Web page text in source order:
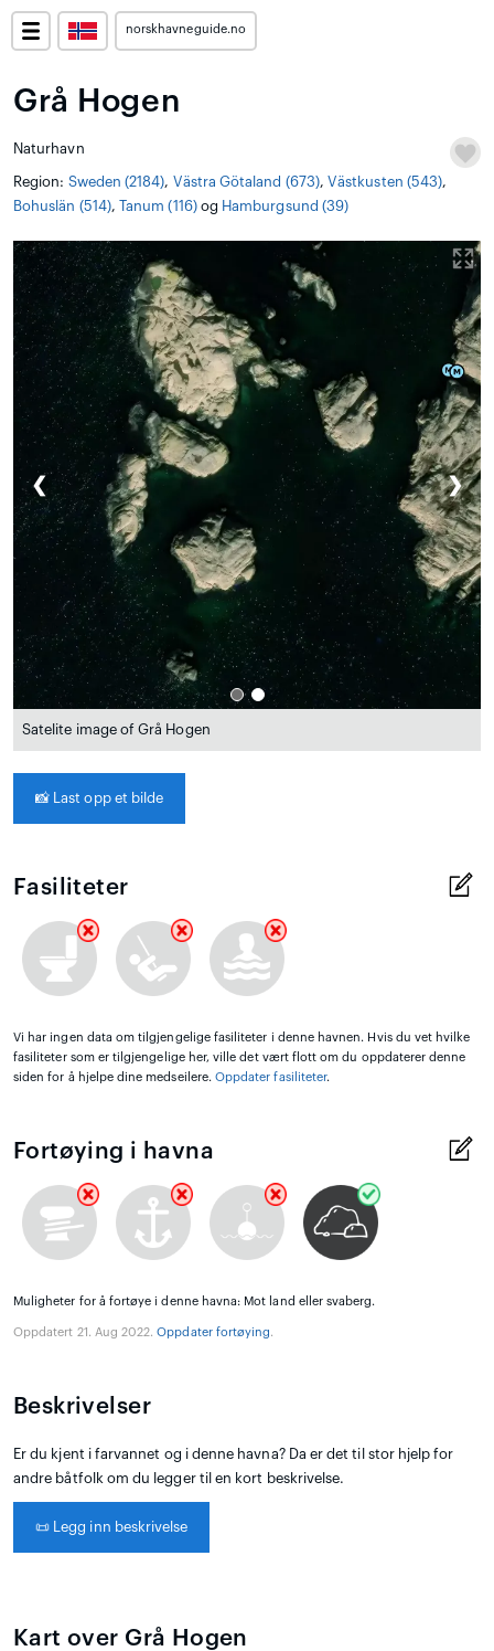
norskhavneguide.no
Grå Hogen
Naturhavn
Region: Sweden (2184), Västra Götaland (673),Västkusten (543),
Bohuslän (514),Tanum (116)og Hamburgsund (39)
❮ ❯
Satelite image of Grå Hogen
📸 Last opp et bilde
Fasiliteter
Vi har ingen data om tilgjengelige fasiliteter i denne havnen. Hvis du vet hvilke
fasiliteter som er tilgjengelige her, ville det vært flott om du oppdaterer denne
siden for å hjelpe dine medseilere. Oppdater fasiliteter.
Fortøying i havna
Muligheter for å fortøye i denne havna: Mot land eller svaberg.
Oppdatert 21. Aug 2022.Oppdater fortøying.
Beskrivelser
Er du kjent i farvannet og i denne havna? Da er det til stor hjelp for
andre båtfolk om du legger til en kort beskrivelse.
📜 Legg inn beskrivelse
Kart over Grå Hogen